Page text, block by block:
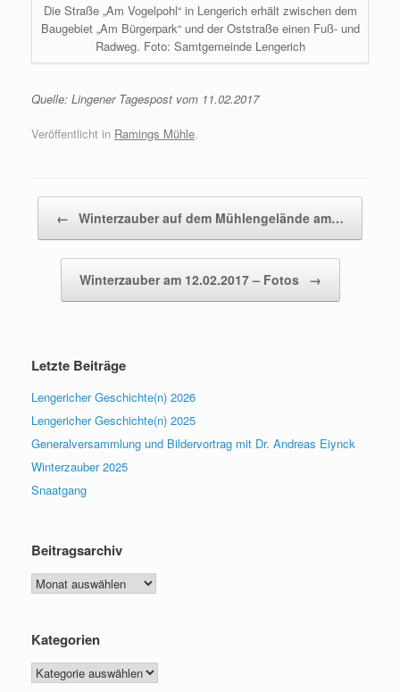
Die Straße „Am Vogelpohl“ in Lengerich erhält zwischen dem
Baugebiet „Am Bürgerpark“ und der Oststraße einen Fuß- und
Radweg. Foto: Samtgemeinde Lengerich
Quelle: Lingener Tagespost vom 11.02.2017
Veröffentlicht in Ramings Mühle.
← Winterzauber auf dem Mühlengelände am…
Winterzauber am 12.02.2017 – Fotos →
Letzte Beiträge
Lengericher Geschichte(n) 2026
Lengericher Geschichte(n) 2025
Generalversammlung und Bildervortrag mit Dr. Andreas Eiynck
Winterzauber 2025
Snaatgang
Beitragsarchiv
Beitragsarchiv
Kategorien
Kategorien